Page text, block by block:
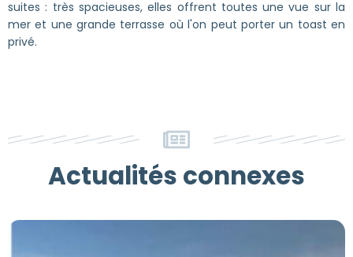
suites : très spacieuses, elles offrent toutes une vue sur la
mer et une grande terrasse où l'on peut porter un toast en
privé.
Actualités connexes